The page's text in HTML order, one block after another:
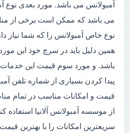
آمبولانس می باشد. مورد بعدی نوع
می باشد که ممکن است برخی از
نوع خاص آمبولانس را که شما نیاز
همین دلیل باید در سرچ خود این
باشد. و مورد سوم قیمت این
پیدا کردن بسیاری از شماره تلفن
قیمت و امکانات مناسب در تمام
از موسسه آمبولانس آلانیا استفاده
سریعترین امکانات را با بهترین